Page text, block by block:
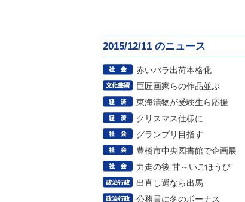
2015/12/11 のニュース
赤いバラ出荷本格化
巨匠画家らの作品並ぶ
東海漬物が受験生ら応援
クリスマス仕様に
グランプリ目指す
豊橋市中央図書館で企画展
力走の後 甘～いごほうび
出直し選なら出馬
公務員に冬のボーナス